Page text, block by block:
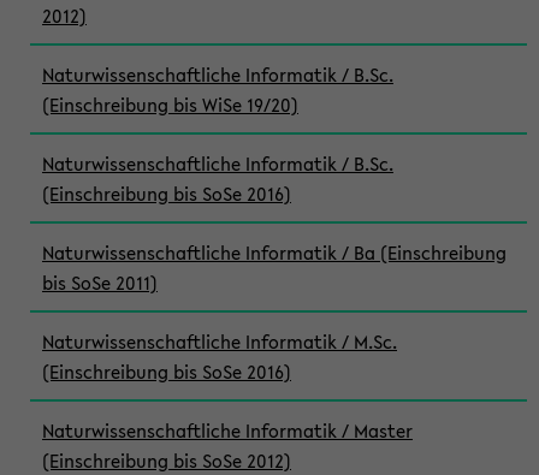
2012)
Naturwissenschaftliche Informatik / B.Sc.
(Einschreibung bis WiSe 19/20)
Naturwissenschaftliche Informatik / B.Sc.
(Einschreibung bis SoSe 2016)
Naturwissenschaftliche Informatik / Ba (Einschreibung
bis SoSe 2011)
Naturwissenschaftliche Informatik / M.Sc.
(Einschreibung bis SoSe 2016)
Naturwissenschaftliche Informatik / Master
(Einschreibung bis SoSe 2012)